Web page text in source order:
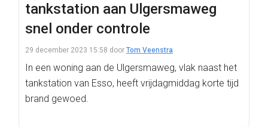
tankstation aan Ulgersmaweg
snel onder controle
29 december 2023 15:58 door Tom Veenstra
In een woning aan de Ulgersmaweg, vlak naast het
tankstation van Esso, heeft vrijdagmiddag korte tijd
brand gewoed.